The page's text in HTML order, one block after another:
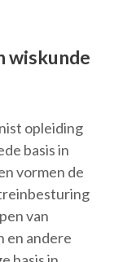
wiskunde
opleiding
basis in
vormen de
van
en andere